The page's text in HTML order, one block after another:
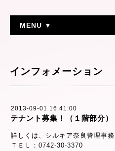
MENU ▼
インフォメーション
2013-09-01 16:41:00
テナント募集！（１階部分）
詳しくは、シルキア奈良管理事務
ＴＥＬ：0742-30-3370